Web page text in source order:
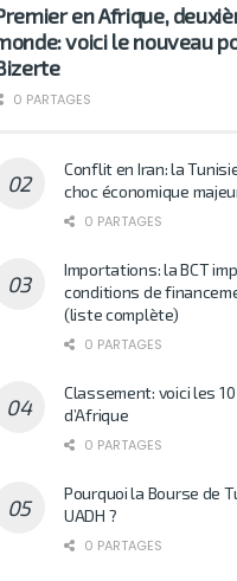
en Afrique,
voici le nouveau
0 PARTAGES
Conflit en Iran: la
choc économique
0 PARTAGES
Importations: la BCT
conditions de
(liste complète)
0 PARTAGES
Classement: voici les
d’Afrique
0 PARTAGES
Pourquoi la Bourse de
UADH ?
0 PARTAGES